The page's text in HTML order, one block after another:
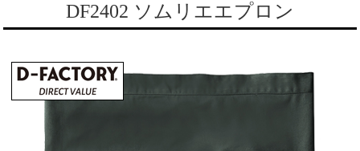
DF2402 ソムリエエプロン